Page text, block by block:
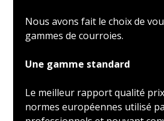
Nous avons fait le choix de
gammes de courroies.
Une gamme standard
Le meilleur rapport qualité
normes européennes utilisé